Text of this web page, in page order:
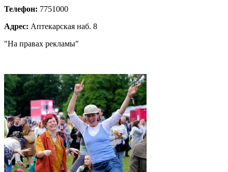
Телефон: 7751000
Адрес: Аптекарская наб. 8
"На правах рекламы"